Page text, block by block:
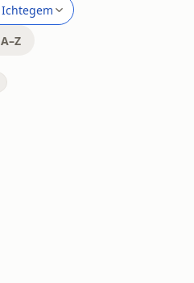
Ichtegem
A–Z